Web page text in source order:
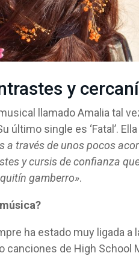
y
llamado Amalia tal
último single es ‘Fatal’.
a través de unos pocos
y cursis de confianza
gamberro».
ha estado muy ligada a
canciones de High School